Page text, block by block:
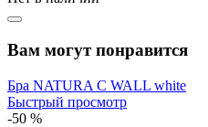
Вам могут понравится
Бра NATURA C WALL white
Быстрый просмотр
-50 %